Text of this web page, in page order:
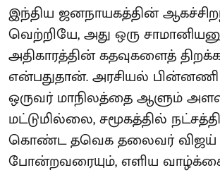
இந்திய ஜனநாயகத்தின்
வெற்றியே, அது ஒரு
அதிகாரத்தின் கதவுகளைத்
என்பதுதான். அரசியல்
ஒருவர் மாநிலத்தை ஆளும்
மட்டுமில்லை, சமூகத்தில்
கொண்ட தவெக தலைவர் விஜய்
போன்றவரையும், எளிய